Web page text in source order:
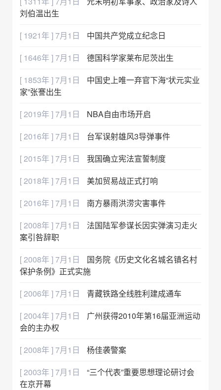
刘伯温出生
[ 1921年 ] 7月1日
中国共产党成立纪念日
[ 1646年 ] 7月1日
德国科学家莱布尼茨出生
[ 1853年 ] 7月1日
中国史上唯一弃官下海“状元实业
家”张謇出生
[ 2019年 ] 7月1日
NBA自由市场开启
[ 2016年 ] 7月1日
台军误射雄风3导弹事件
[ 2015年 ] 7月1日
我国确立宪法宣誓制度
[ 2018年 ] 7月1日
美加贸易战正式打响
[ 2016年 ] 7月1日
南方暴雨洪涝灾害事件
[ 2008年 ] 7月1日
法国陆军参谋长因实弹演习走火
案引咎辞职
[ 2008年 ] 7月1日
国务院《历史文化名城名镇名村
保护条例》正式实施
[ 2006年 ] 7月1日
青藏铁路全线胜利建成通车
[ 2004年 ] 7月1日
广州获得2010年第16届亚洲运动
会的主办权
[ 2008年 ] 7月1日
杨佳袭警案
[ 2003年 ] 7月1日
“三个代表”重要思想理论研讨会
在京开幕